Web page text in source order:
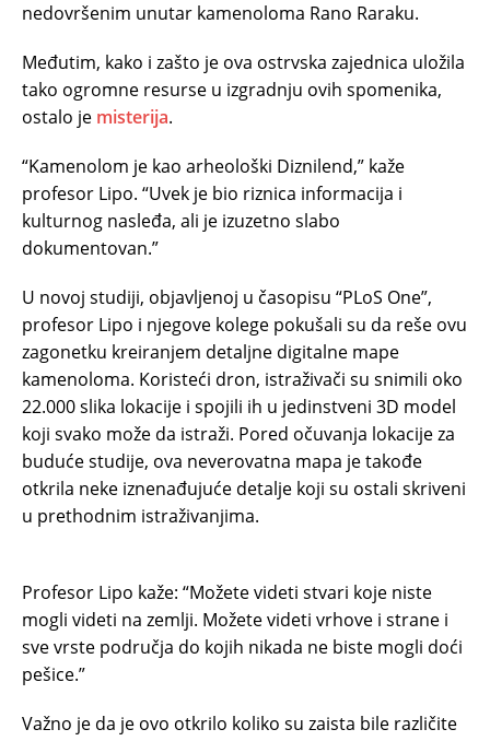
nedovršenim unutar kamenoloma Rano Raraku.
Međutim, kako i zašto je ova ostrvska zajednica uložila
tako ogromne resurse u izgradnju ovih spomenika,
ostalo je misterija.
“Kamenolom je kao arheološki Diznilend,” kaže
profesor Lipo. “Uvek je bio riznica informacija i
kulturnog nasleđa, ali je izuzetno slabo
dokumentovan.”
U novoj studiji, objavljenoj u časopisu “PLoS One”,
profesor Lipo i njegove kolege pokušali su da reše ovu
zagonetku kreiranjem detaljne digitalne mape
kamenoloma. Koristeći dron, istraživači su snimili oko
22.000 slika lokacije i spojili ih u jedinstveni 3D model
koji svako može da istraži. Pored očuvanja lokacije za
buduće studije, ova neverovatna mapa je takođe
otkrila neke iznenađujuće detalje koji su ostali skriveni
u prethodnim istraživanjima.
Profesor Lipo kaže: “Možete videti stvari koje niste
mogli videti na zemlji. Možete videti vrhove i strane i
sve vrste područja do kojih nikada ne biste mogli doći
pešice.”
Važno je da je ovo otkrilo koliko su zaista bile različite